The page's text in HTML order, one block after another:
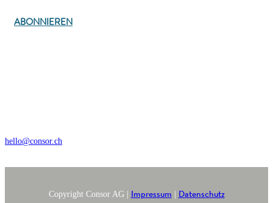
ABONNIEREN
hello@consor.ch
Copyright Consor AG | Impressum Datenschutz